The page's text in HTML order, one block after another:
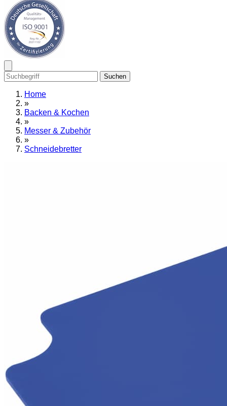
Suchen
Home
»
Backen & Kochen
»
Messer & Zubehör
»
Schneidebretter